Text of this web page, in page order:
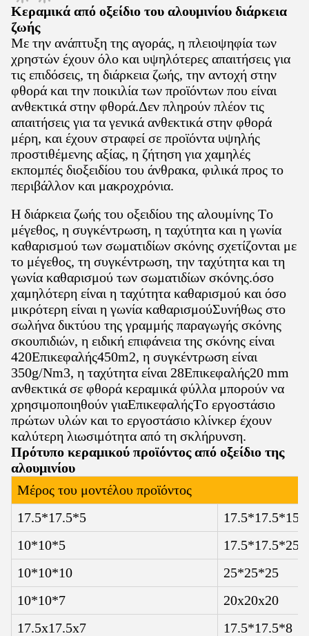
Κεραμικά από οξείδιο του αλουμινίου διάρκεια
ζωής
Με την ανάπτυξη της αγοράς, η πλειοψηφία των
χρηστών έχουν όλο και υψηλότερες απαιτήσεις για
τις επιδόσεις, τη διάρκεια ζωής, την αντοχή στην
φθορά και την ποικιλία των προϊόντων που είναι
ανθεκτικά στην φθορά.Δεν πληρούν πλέον τις
απαιτήσεις για τα γενικά ανθεκτικά στην φθορά
μέρη, και έχουν στραφεί σε προϊόντα υψηλής
προστιθέμενης αξίας, η ζήτηση για χαμηλές
εκπομπές διοξειδίου του άνθρακα, φιλικά προς το
περιβάλλον και μακροχρόνια.
Η διάρκεια ζωής του οξειδίου της αλουμίνης Το
μέγεθος, η συγκέντρωση, η ταχύτητα και η γωνία
καθαρισμού των σωματιδίων σκόνης σχετίζονται με
το μέγεθος, τη συγκέντρωση, την ταχύτητα και τη
γωνία καθαρισμού των σωματιδίων σκόνης.όσο
χαμηλότερη είναι η ταχύτητα καθαρισμού και όσο
μικρότερη είναι η γωνία καθαρισμούΣυνήθως στο
σωλήνα δικτύου της γραμμής παραγωγής σκόνης
σκουπιδιών, η ειδική επιφάνεια της σκόνης είναι
420Επικεφαλής450m2, η συγκέντρωση είναι
350g/Nm3, η ταχύτητα είναι 28Επικεφαλής20 mm
ανθεκτικά σε φθορά κεραμικά φύλλα μπορούν να
χρησιμοποιηθούν γιαΕπικεφαλήςΤο εργοστάσιο
πρώτων υλών και το εργοστάσιο κλίνκερ έχουν
καλύτερη λιωσιμότητα από τη σκλήρυνση.
Πρότυπο κεραμικού προϊόντος από οξείδιο της
αλουμινίου
Μέρος του μοντέλου προϊόντος
17.5*17.5*5
17.5*17.5*15
10*10*5
17.5*17.5*25
10*10*10
25*25*25
10*10*7
20x20x20
17.5x17.5x7
17.5*17.5*8